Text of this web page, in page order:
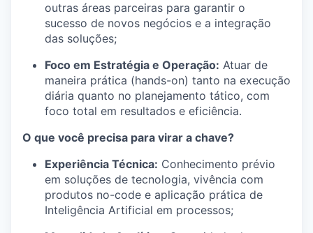
outras áreas parceiras para garantir o
sucesso de novos negócios e a integração
das soluções;
Foco em Estratégia e Operação: Atuar de
maneira prática (hands-on) tanto na execução
diária quanto no planejamento tático, com
foco total em resultados e eficiência.
O que você precisa para virar a chave?
Experiência Técnica: Conhecimento prévio
em soluções de tecnologia, vivência com
produtos no-code e aplicação prática de
Inteligência Artificial em processos;